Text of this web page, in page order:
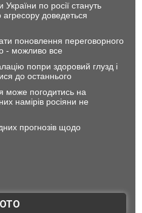
по росії стануть
доведеться
поновлення переговорного
- можливо все
попри здоровий глузд і
до останнього
може погодитись на
намірів росіяни не
прогнозів щодо